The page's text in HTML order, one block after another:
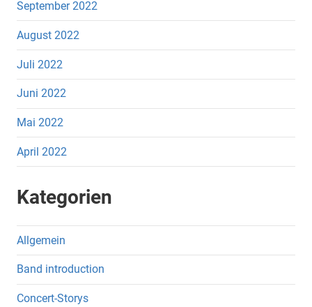
September 2022
August 2022
Juli 2022
Juni 2022
Mai 2022
April 2022
Kategorien
Allgemein
Band introduction
Concert-Storys